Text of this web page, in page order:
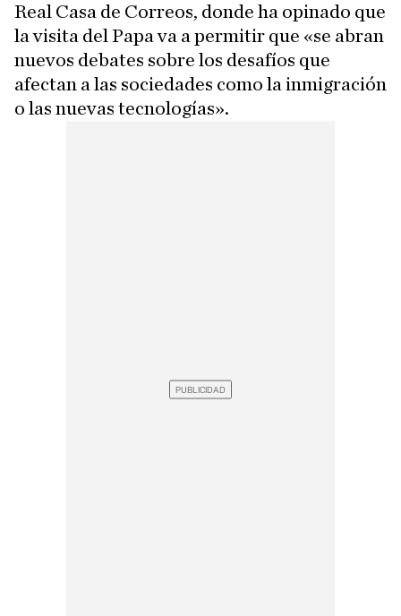
Real Casa de Correos, donde ha opinado que
la visita del Papa va a permitir que «se abran
nuevos debates sobre los desafíos que
afectan a las sociedades como la inmigración
o las nuevas tecnologías».